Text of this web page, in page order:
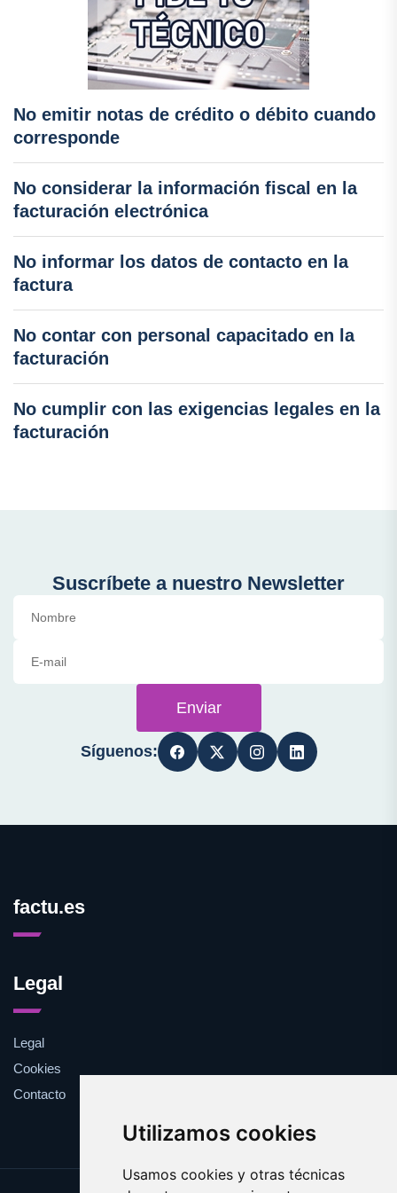
Utilizamos cookies
Usamos cookies y otras técnicas
No emitir notas de crédito o débito cuando
corresponde
No considerar la información fiscal en la
facturación electrónica
No informar los datos de contacto en la
factura
No contar con personal capacitado en la
facturación
No cumplir con las exigencias legales en la
facturación
Suscríbete a nuestro Newsletter
Enviar
Síguenos:
factu.es
Legal
Legal
Cookies
Contacto